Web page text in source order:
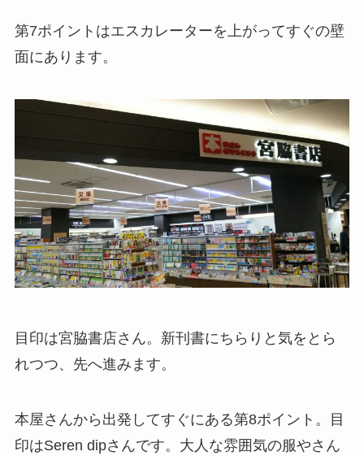
第7ポイントはエスカレーターを上がってすぐの壁
面にあります。
目印は宮脇書店さん。新刊書にちらりと気をとら
れつつ、先へ進みます。
本屋さんから出発してすぐにある第8ポイント。目
印はSeren dipさんです。大人な雰囲気の服やさん